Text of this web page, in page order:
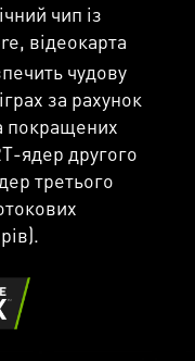
чип із
відеокарта
чудову
за рахунок
покращених
ядер другого
третього